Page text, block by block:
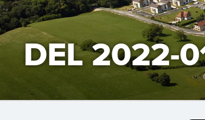
DEL 2022-